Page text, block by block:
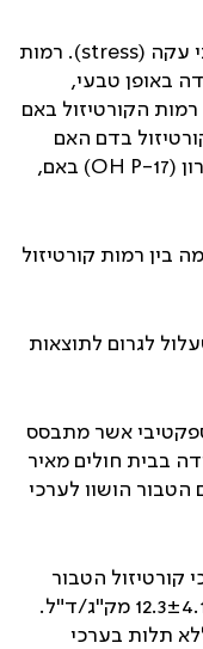
עקה (stress). רמות
באופן טבעי,
הקורטיזול באם
בדם האם
17-OH P
) באם,
בין רמות קורטיזול
לגרום לתוצאות
אשר מתבסס
בבית חולים מאיר
מדם הטבור הושוו לערכי
ערכי קורטיזול הטבור
מק"ג/ד"ל.
תלות בערכי